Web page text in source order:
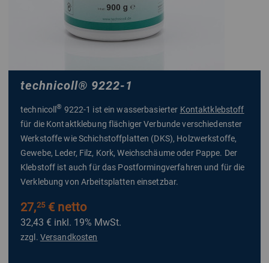
technicoll® 9222-1
technicoll® 9222-1 ist ein wasserbasierter Kontaktklebstoff
für die Kontaktklebung flächiger Verbunde verschiedenster
Werkstoffe wie Schichstoffplatten (DKS), Holzwerkstoffe,
Gewebe, Leder, Filz, Kork, Weichschäume oder Pappe. Der
Klebstoff ist auch für das Postformingverfahren und für die
Verklebung von Arbeitsplatten einsetzbar.
27,25€ netto
32,43 € inkl. 19% MwSt.
zzgl. Versandkosten